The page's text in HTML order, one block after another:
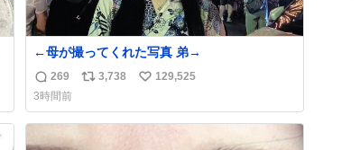
←母が撮ってくれた写真 弟→
返
信
数
269
リ
ス
ト
3,738
い
ね
129,525
3時間前